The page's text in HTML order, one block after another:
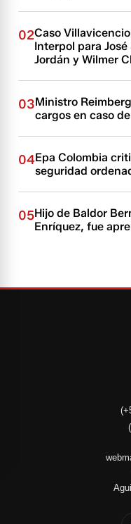
02Caso
Interpol para
Jordán y Wilmer
03Ministro
cargos en caso
04Epa Colombia
seguridad
05Hijo de Baldor
Enríquez, fue